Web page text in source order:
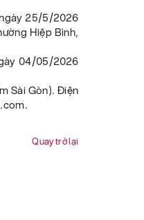
25/5/2026
Hiệp Bình,
04/05/2026
Sài Gòn). Điện
Quay trở lại